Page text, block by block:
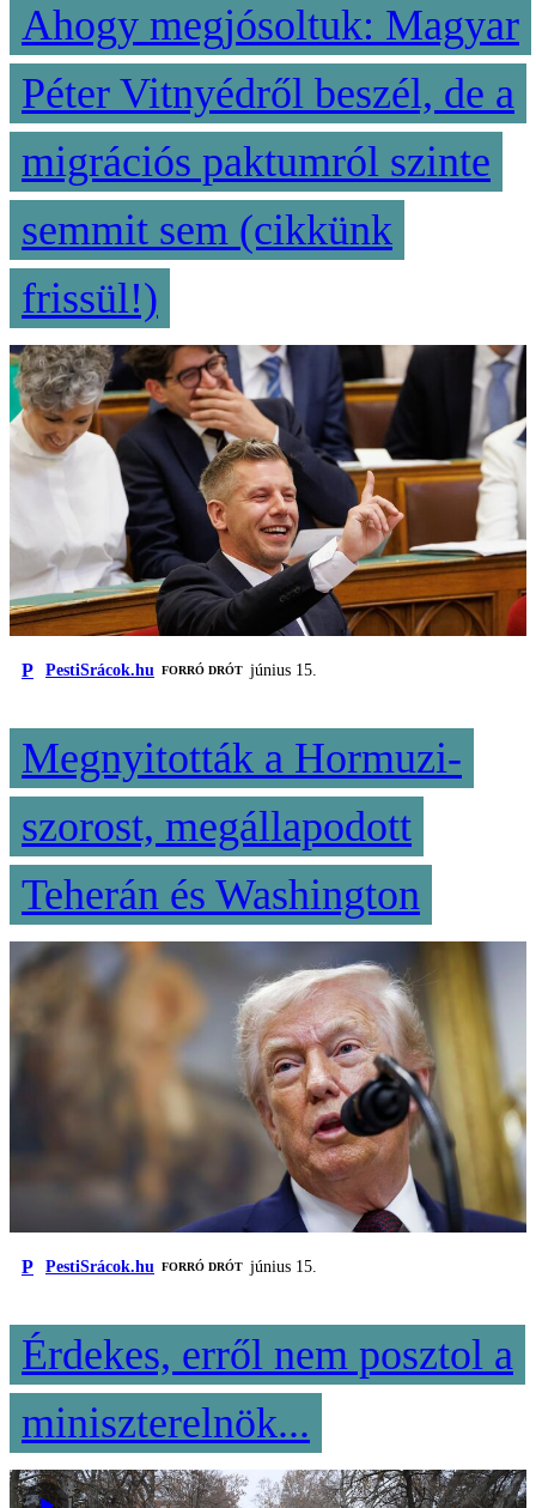
Ahogy megjósoltuk: Magyar
Péter Vitnyédről beszél, de a
migrációs paktumról szinte
semmit sem (cikkünk
frissül!)
P PestiSrácok.hu FORRÓ DRÓT június 15.
Megnyitották a Hormuzi-
szorost, megállapodott
Teherán és Washington
P PestiSrácok.hu FORRÓ DRÓT június 15.
Érdekes, erről nem posztol a
miniszterelnök...